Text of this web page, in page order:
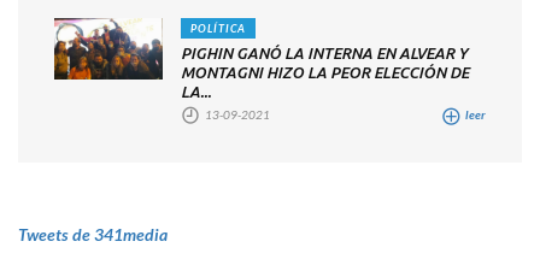
POLÍTICA
PIGHIN GANÓ LA INTERNA EN ALVEAR Y
MONTAGNI HIZO LA PEOR ELECCIÓN DE
LA...
13-09-2021 leer
Tweets de 341media